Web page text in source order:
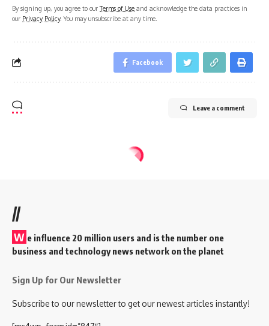
By signing up, you agree to ourTerms of Use and acknowledge the data practices in
our Privacy Policy. You may unsubscribe at any time.
Facebook
Leave a comment
//
W e influence 20 million users and is the number one
business and technology news network on the planet
Sign Up for Our Newsletter
Subscribe to our newsletter to get our newest articles instantly!